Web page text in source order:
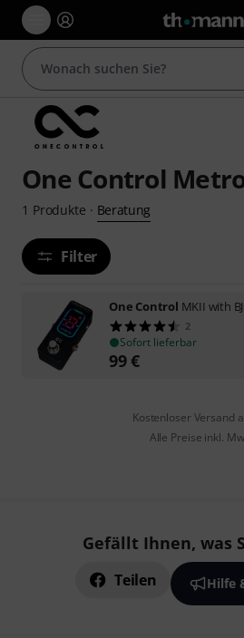
One Control
1 Produkte · Beratung
Filter
One Control MKII with
2
Sofort lieferbar
99€
Kostenloser Versand
Alle Preise inkl.
Gefällt Ihnen, was
Teilen Hilfe